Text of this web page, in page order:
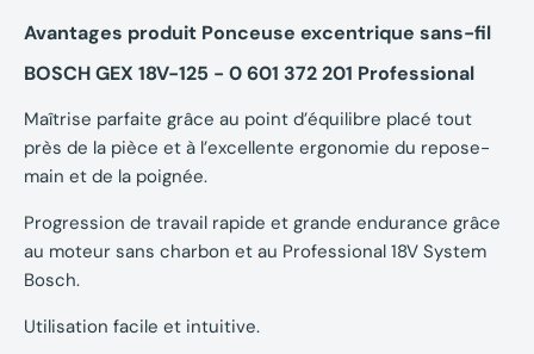
Avantages produit Ponceuse excentrique sans-fil
BOSCH GEX 18V-125 - 0 601 372 201 Professional
Maîtrise parfaite grâce au point d’équilibre placé tout
près de la pièce et à l’excellente ergonomie du repose-
main et de la poignée.
Progression de travail rapide et grande endurance grâce
au moteur sans charbon et au Professional 18V System
Bosch.
Utilisation facile et intuitive.